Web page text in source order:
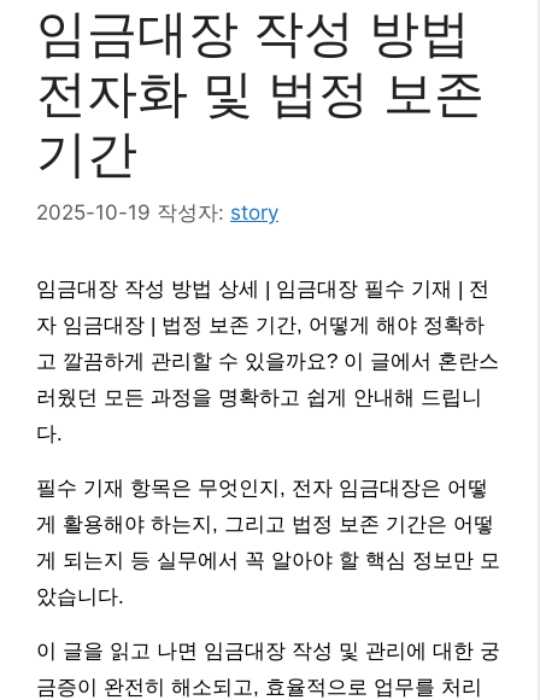
임금대장 작성 방법
전자화 및 법정 보존
기간
2025-10-19 작성자: story
임금대장 작성 방법 상세 | 임금대장 필수 기재 | 전
자 임금대장 | 법정 보존 기간, 어떻게 해야 정확하
고 깔끔하게 관리할 수 있을까요? 이 글에서 혼란스
러웠던 모든 과정을 명확하고 쉽게 안내해 드립니
다.
필수 기재 항목은 무엇인지, 전자 임금대장은 어떻
게 활용해야 하는지, 그리고 법정 보존 기간은 어떻
게 되는지 등 실무에서 꼭 알아야 할 핵심 정보만 모
았습니다.
이 글을 읽고 나면 임금대장 작성 및 관리에 대한 궁
금증이 완전히 해소되고, 효율적으로 업무를 처리